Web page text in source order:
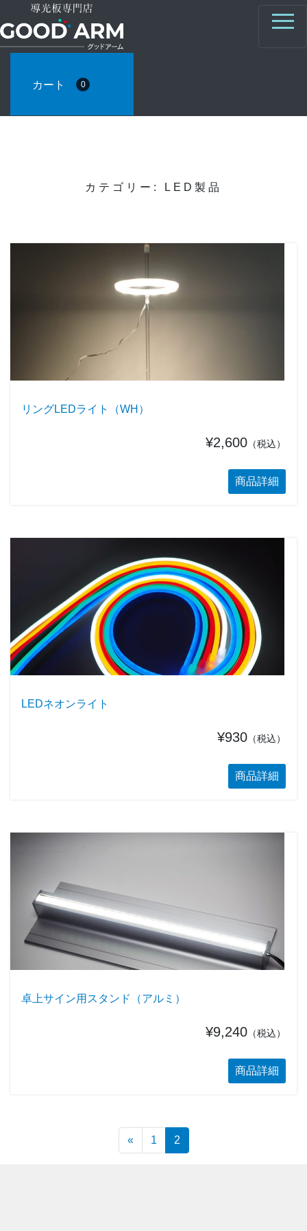
カート 0
カテゴリー: LED製品
リングLEDライト（WH）
¥2,600 （税込）
商品詳細
LEDネオンライト
¥930 （税込）
商品詳細
卓上サイン用スタンド（アルミ）
¥9,240 （税込）
商品詳細
投稿ナビゲーション
« 1 2